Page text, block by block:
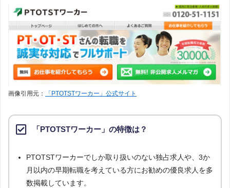
11
ベネッセMCM PT・OT・ST
お仕事サポート
0
11 PTOT転職ナビ 0
11 MC-介護のお仕事 0
求人数ランキング上部または下部に記載
画像引用元： 「PTOTSTワーカー」公式サイト
「PTOTSTワーカー」の特徴は？
PTOTSTワーカーでしか取り扱いのない独占求人や、3か
月以内の早期転職を考えている方にお勧めの優良求人を多
数掲載しています。